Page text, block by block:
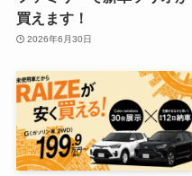
買えます！
2026年6月30日